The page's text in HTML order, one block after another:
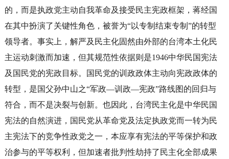
的，而是执政党主动自我革命及接受民主宪政框架，蒋经国
在其中扮演了关键性角色，被誉为“以专制结束专制”的转型
领导者。事实上，解严及民主化固然由外部的台湾本土化民
主运动刺激而加速，但其规范性依据则是1946中华民国宪法
及国民党的宪政目标。国民党的训政政体主动向宪政政体的
转型，是国父孙中山之“军政—训政—宪政”路线图的回归与
符合，而不是决裂与创新。也因此，台湾民主化是中华民国
宪法的自然演进，国民党从革命党及法定执政党而一转为民
主宪法下的竞争性政党之一，本应享有宪法的平等保护和政
治参与的平等权利，但加速者批判性劫持了民主化全部成果